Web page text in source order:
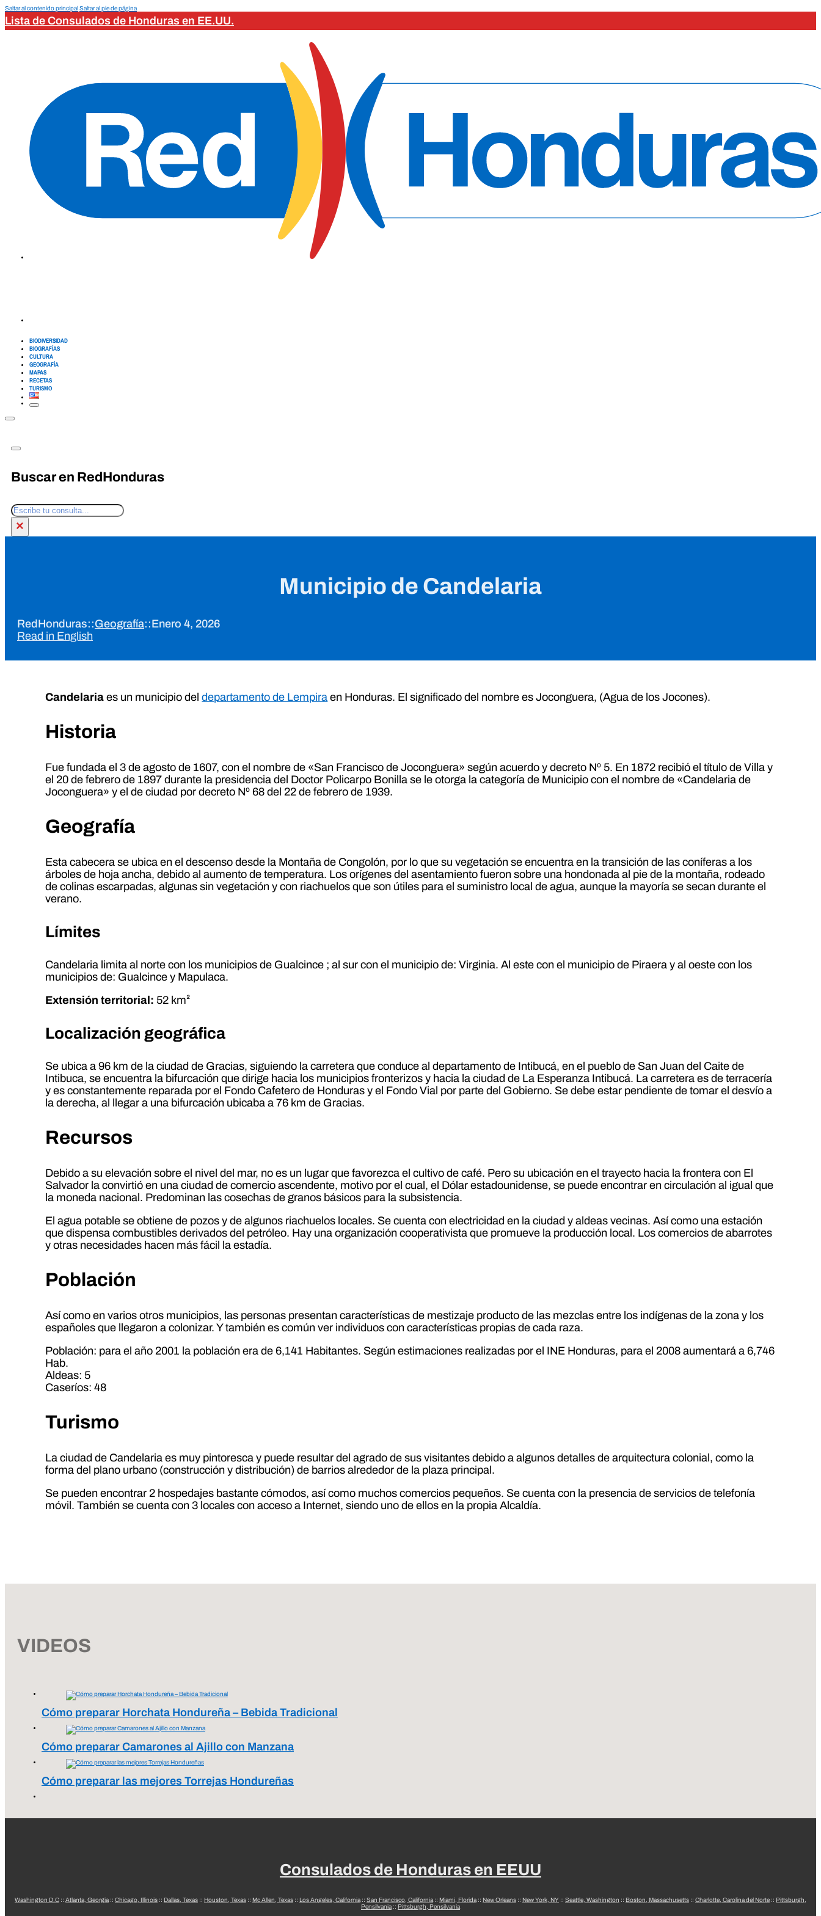
Saltar al contenido principalSaltar al pie de página
Lista de Consulados de Honduras en EE.UU.
BIODIVERSIDAD
BIOGRAFÍAS
CULTURA
GEOGRAFÍA
MAPAS
RECETAS
TURISMO
Buscar en RedHonduras
Buscar
×
Municipio de Candelaria
RedHonduras::Geografía::Enero 4, 2026
Read in English
Candelaria es un municipio deldepartamento de Lempira en Honduras. El significado del nombre es Joconguera, (Agua de los Jocones).
Historia
Fue fundada el 3 de agosto de 1607, con el nombre de «San Francisco de Joconguera» según acuerdo y decreto Nº 5. En 1872 recibió el título de Villa y
el 20 de febrero de 1897 durante la presidencia del Doctor Policarpo Bonilla se le otorga la categoría de Municipio con el nombre de «Candelaria de
Joconguera» y el de ciudad por decreto Nº 68 del 22 de febrero de 1939.
Geografía
Esta cabecera se ubica en el descenso desde la Montaña de Congolón, por lo que su vegetación se encuentra en la transición de las coníferas a los
árboles de hoja ancha, debido al aumento de temperatura. Los orígenes del asentamiento fueron sobre una hondonada al pie de la montaña, rodeado
de colinas escarpadas, algunas sin vegetación y con riachuelos que son útiles para el suministro local de agua, aunque la mayoría se secan durante el
verano.
Límites
Candelaria limita al norte con los municipios de Gualcince ; al sur con el municipio de: Virginia. Al este con el municipio de Piraera y al oeste con los
municipios de: Gualcince y Mapulaca.
Extensión territorial: 52 km²
Localización geográfica
Se ubica a 96 km de la ciudad de Gracias, siguiendo la carretera que conduce al departamento de Intibucá, en el pueblo de San Juan del Caite de
Intibuca, se encuentra la bifurcación que dirige hacia los municipios fronterizos y hacia la ciudad de La Esperanza Intibucá. La carretera es de terracería
y es constantemente reparada por el Fondo Cafetero de Honduras y el Fondo Vial por parte del Gobierno. Se debe estar pendiente de tomar el desvío a
la derecha, al llegar a una bifurcación ubicaba a 76 km de Gracias.
Recursos
Debido a su elevación sobre el nivel del mar, no es un lugar que favorezca el cultivo de café. Pero su ubicación en el trayecto hacia la frontera con El
Salvador la convirtió en una ciudad de comercio ascendente, motivo por el cual, el Dólar estadounidense, se puede encontrar en circulación al igual que
la moneda nacional. Predominan las cosechas de granos básicos para la subsistencia.
El agua potable se obtiene de pozos y de algunos riachuelos locales. Se cuenta con electricidad en la ciudad y aldeas vecinas. Así como una estación
que dispensa combustibles derivados del petróleo. Hay una organización cooperativista que promueve la producción local. Los comercios de abarrotes
y otras necesidades hacen más fácil la estadía.
Población
Así como en varios otros municipios, las personas presentan características de mestizaje producto de las mezclas entre los indígenas de la zona y los
españoles que llegaron a colonizar. Y también es común ver individuos con características propias de cada raza.
Población: para el año 2001 la población era de 6,141 Habitantes. Según estimaciones realizadas por el INE Honduras, para el 2008 aumentará a 6,746
Hab.
Aldeas: 5
Caseríos: 48
Turismo
La ciudad de Candelaria es muy pintoresca y puede resultar del agrado de sus visitantes debido a algunos detalles de arquitectura colonial, como la
forma del plano urbano (construcción y distribución) de barrios alrededor de la plaza principal.
Se pueden encontrar 2 hospedajes bastante cómodos, así como muchos comercios pequeños. Se cuenta con la presencia de servicios de telefonía
móvil. También se cuenta con 3 locales con acceso a Internet, siendo uno de ellos en la propia Alcaldía.
VIDEOS
Cómo preparar Horchata Hondureña – Bebida Tradicional
Cómo preparar Camarones al Ajillo con Manzana
Cómo preparar las mejores Torrejas Hondureñas
Consulados de Honduras en EEUU
Washington D.C :: Atlanta, Georgia:: Chicago, Illinois :: Dallas, Texas :: Houston, Texas :: Mc Allen, Texas :: Los Angeles, California:: San Francisco, California:: Miami, Florida:: New Orleans :: New York, NY :: Seattle, Washington :: Boston, Massachusetts :: Charlotte, Carolina del Norte :: Pittsburgh,
Pensilvania:: Pittsburgh, Pensilvania